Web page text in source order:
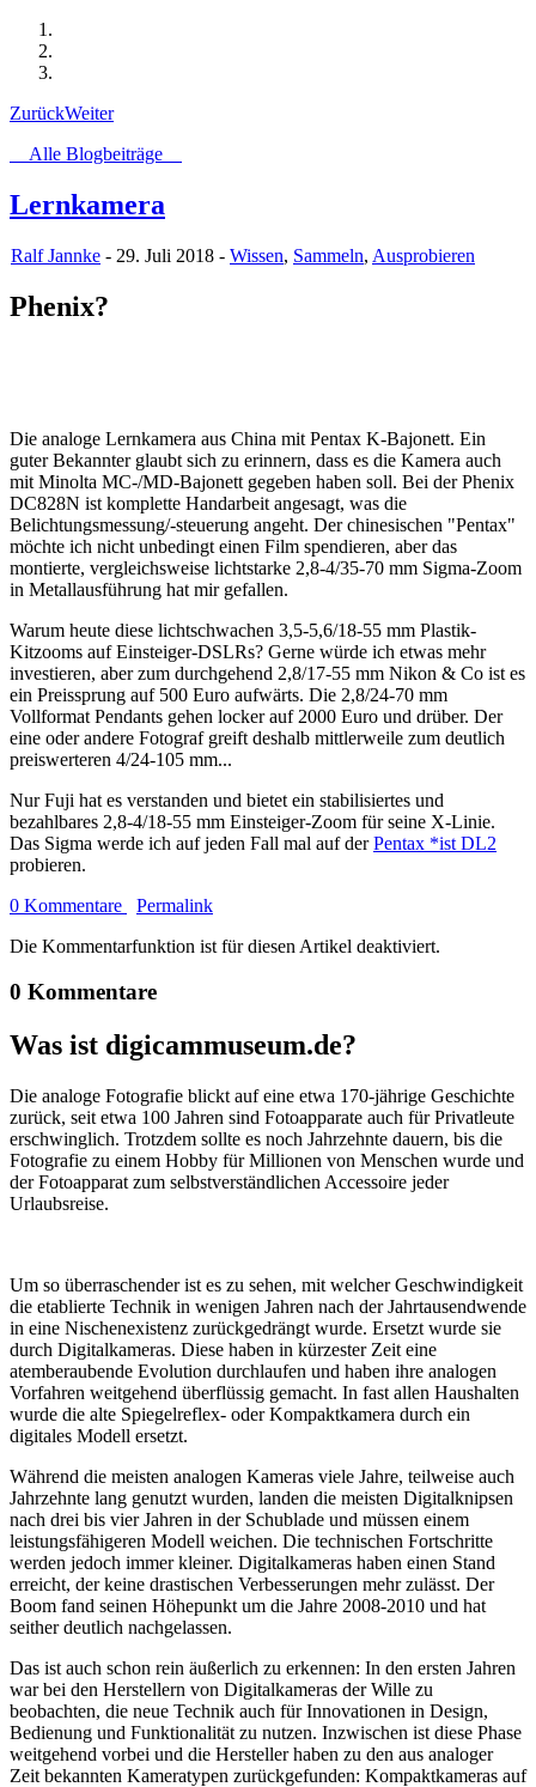
ZurückWeiter
Alle Blogbeiträge
Lernkamera
Ralf Jannke - 29. Juli 2018 - Wissen, Sammeln, Ausprobieren
Phenix?
Die analoge Lernkamera aus China mit Pentax K-Bajonett. Ein
guter Bekannter glaubt sich zu erinnern, dass es die Kamera auch
mit Minolta MC-/MD-Bajonett gegeben haben soll. Bei der Phenix
DC828N ist komplette Handarbeit angesagt, was die
Belichtungsmessung/-steuerung angeht. Der chinesischen "Pentax"
möchte ich nicht unbedingt einen Film spendieren, aber das
montierte, vergleichsweise lichtstarke 2,8-4/35-70 mm Sigma-Zoom
in Metallausführung hat mir gefallen.
Warum heute diese lichtschwachen 3,5-5,6/18-55 mm Plastik-
Kitzooms auf Einsteiger-DSLRs? Gerne würde ich etwas mehr
investieren, aber zum durchgehend 2,8/17-55 mm Nikon & Co ist es
ein Preissprung auf 500 Euro aufwärts. Die 2,8/24-70 mm
Vollformat Pendants gehen locker auf 2000 Euro und drüber. Der
eine oder andere Fotograf greift deshalb mittlerweile zum deutlich
preiswerteren 4/24-105 mm...
Nur Fuji hat es verstanden und bietet ein stabilisiertes und
bezahlbares 2,8-4/18-55 mm Einsteiger-Zoom für seine X-Linie.
Das Sigma werde ich auf jeden Fall mal auf derPentax *ist DL2
probieren.
0 Kommentare
Permalink
Die Kommentarfunktion ist für diesen Artikel deaktiviert.
0 Kommentare
Was ist digicammuseum.de?
Die analoge Fotografie blickt auf eine etwa 170-jährige Geschichte
zurück, seit etwa 100 Jahren sind Fotoapparate auch für Privatleute
erschwinglich. Trotzdem sollte es noch Jahrzehnte dauern, bis die
Fotografie zu einem Hobby für Millionen von Menschen wurde und
der Fotoapparat zum selbstverständlichen Accessoire jeder
Urlaubsreise.
Um so überraschender ist es zu sehen, mit welcher Geschwindigkeit
die etablierte Technik in wenigen Jahren nach der Jahrtausendwende
in eine Nischenexistenz zurückgedrängt wurde. Ersetzt wurde sie
durch Digitalkameras. Diese haben in kürzester Zeit eine
atemberaubende Evolution durchlaufen und haben ihre analogen
Vorfahren weitgehend überflüssig gemacht. In fast allen Haushalten
wurde die alte Spiegelreflex- oder Kompaktkamera durch ein
digitales Modell ersetzt.
Während die meisten analogen Kameras viele Jahre, teilweise auch
Jahrzehnte lang genutzt wurden, landen die meisten Digitalknipsen
nach drei bis vier Jahren in der Schublade und müssen einem
leistungsfähigeren Modell weichen. Die technischen Fortschritte
werden jedoch immer kleiner. Digitalkameras haben einen Stand
erreicht, der keine drastischen Verbesserungen mehr zulässt. Der
Boom fand seinen Höhepunkt um die Jahre 2008-2010 und hat
seither deutlich nachgelassen.
Das ist auch schon rein äußerlich zu erkennen: In den ersten Jahren
war bei den Herstellern von Digitalkameras der Wille zu
beobachten, die neue Technik auch für Innovationen in Design,
Bedienung und Funktionalität zu nutzen. Inzwischen ist diese Phase
weitgehend vorbei und die Hersteller haben zu den aus analoger
Zeit bekannten Kameratypen zurückgefunden: Kompaktkameras auf